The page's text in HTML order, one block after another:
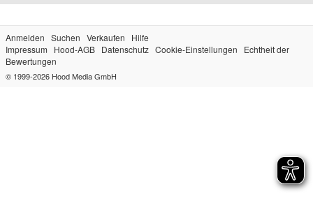
Anmelden Suchen Verkaufen
Hilfe
Impressum
Hood-AGB Datenschutz Cookie-Einstellungen
Echtheit der
Bewertungen
© 1999-2026 Hood Media GmbH